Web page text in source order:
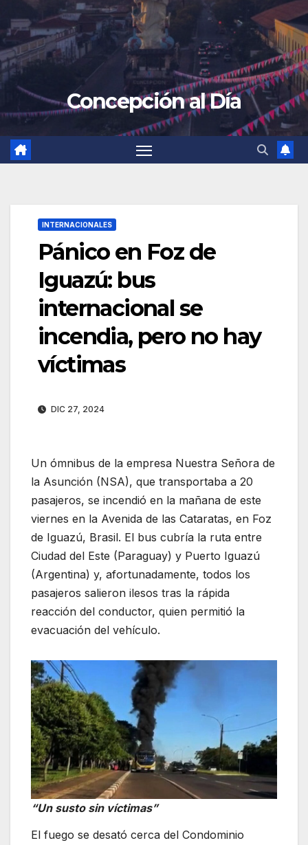
Concepción al Día
INTERNACIONALES
Pánico en Foz de
Iguazú: bus
internacional se
incendia, pero no hay
víctimas
DIC 27, 2024
Un ómnibus de la empresa Nuestra Señora de
la Asunción (NSA), que transportaba a 20
pasajeros, se incendió en la mañana de este
viernes en la Avenida de las Cataratas, en Foz
de Iguazú, Brasil. El bus cubría la ruta entre
Ciudad del Este (Paraguay) y Puerto Iguazú
(Argentina) y, afortunadamente, todos los
pasajeros salieron ilesos tras la rápida
reacción del conductor, quien permitió la
evacuación del vehículo.
“Un susto sin víctimas”
El fuego se desató cerca del Condominio